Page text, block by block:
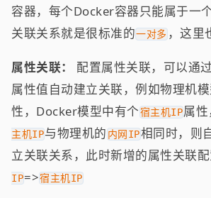
容器，每个Docker容器只能属于一
关联关系就是很标准的一对多，这里
属性关联：
配置属性关联，可以通
属性值自动建立关联，例如物理机
性，Docker模型中有个宿主机IP属
主机IP与物理机的 内网IP相同时，则
立关联关系，此时新增的属性关联
IP=>宿主机IP